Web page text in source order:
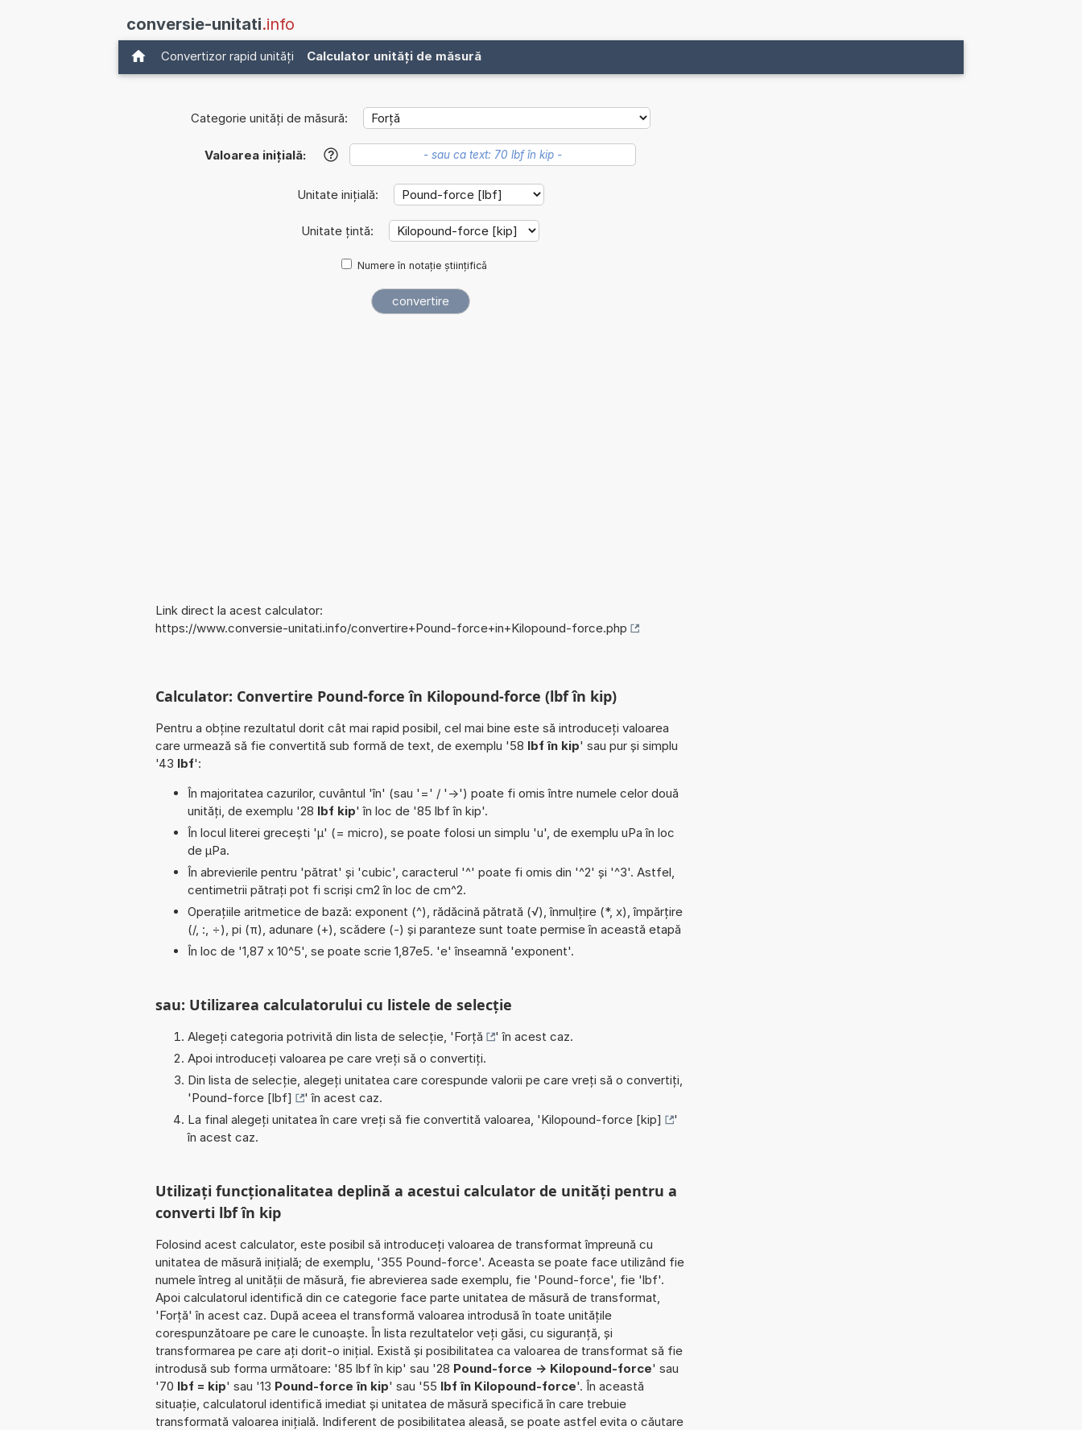
conversie-unitati.info
Convertizor rapid unități Calculator unități de măsură
Categorie unități de măsură:
Valoarea inițială: ?
Unitate inițială:
Unitate țintă:
Numere în notație științifică
Link direct la acest calculator:
https://www.conversie-unitati.info/convertire+Pound-force+in+Kilopound-force.php
Calculator: Convertire Pound-force în Kilopound-force (lbf în kip)
Pentru a obține rezultatul dorit cât mai rapid posibil, cel mai bine este să introduceți valoarea
care urmează să fie convertită sub formă de text, de exemplu '58 lbf în kip' sau pur și simplu
'43 lbf':
În majoritatea cazurilor, cuvântul 'în' (sau '=' / '->') poate fi omis între numele celor două
unități, de exemplu '28 lbf kip' în loc de '85 lbf în kip'.
În locul literei grecești 'µ' (= micro), se poate folosi un simplu 'u', de exemplu uPa în loc
de µPa.
În abrevierile pentru 'pătrat' și 'cubic', caracterul '^' poate fi omis din '^2' și '^3'. Astfel,
centimetrii pătrați pot fi scriși cm2 în loc de cm^2.
Operațiile aritmetice de bază: exponent (^), rădăcină pătrată (√), înmulțire (*, x), împărțire
(/, :, ÷), pi (π), adunare (+), scădere (-) și paranteze sunt toate permise în această etapă
În loc de '1,87 x 10^5', se poate scrie 1,87e5. 'e' înseamnă 'exponent'.
sau: Utilizarea calculatorului cu listele de selecție
Alegeți categoria potrivită din lista de selecție, 'Forță
' în acest caz.
Apoi introduceți valoarea pe care vreți să o convertiți.
Din lista de selecție, alegeți unitatea care corespunde valorii pe care vreți să o convertiți,
'Pound-force [lbf]
' în acest caz.
La final alegeți unitatea în care vreți să fie convertită valoarea, 'Kilopound-force [kip]
'
în acest caz.
Utilizați funcționalitatea deplină a acestui calculator de unități pentru a
converti lbf în kip
Folosind acest calculator, este posibil să introduceți valoarea de transformat împreună cu
unitatea de măsură inițială; de exemplu, '355 Pound-force'. Aceasta se poate face utilizând fie
numele întreg al unității de măsură, fie abrevierea sade exemplu, fie 'Pound-force', fie 'lbf'.
Apoi calculatorul identifică din ce categorie face parte unitatea de măsură de transformat,
'Forță' în acest caz. După aceea el transformă valoarea introdusă în toate unitățile
corespunzătoare pe care le cunoaște. În lista rezultatelor veți găsi, cu siguranță, și
transformarea pe care ați dorit-o inițial. Există și posibilitatea ca valoarea de transformat să fie
introdusă sub forma următoare: '85 lbf în kip' sau '28 Pound-force -> Kilopound-force' sau
'70 lbf = kip' sau '13 Pound-force în kip' sau '55 lbf în Kilopound-force'. În această
situație, calculatorul identifică imediat și unitatea de măsură specifică în care trebuie
transformată valoarea inițială. Indiferent de posibilitatea aleasă, se poate astfel evita o căutare